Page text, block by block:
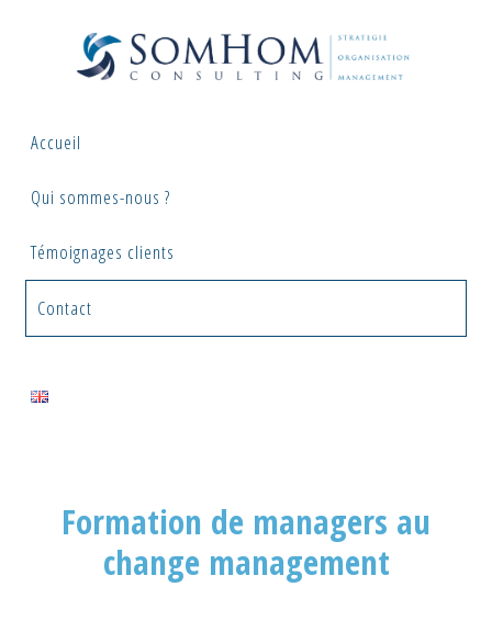
Accueil
Qui sommes-nous ?
Témoignages clients
Contact
Formation de managers au
change management